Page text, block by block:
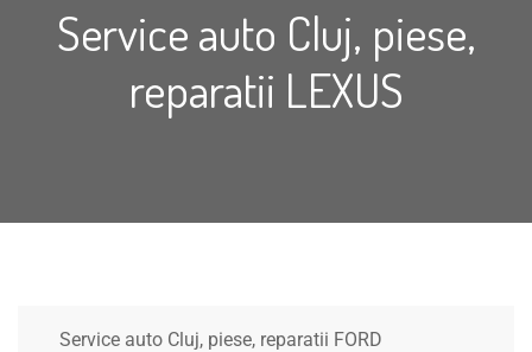
Service auto Cluj, piese,
reparatii LEXUS
Service auto Cluj, piese, reparatii FORD